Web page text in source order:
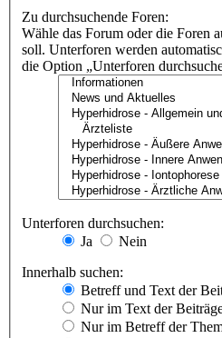
Zu durchsuchende Foren:
Wähle das Forum oder die Foren
soll. Unterforen werden
die Option „Unterforen
Unterforen durchsuchen:
Ja
Nein
Innerhalb suchen:
Betreff und Text der
Nur im Text der
Nur im Betreff der